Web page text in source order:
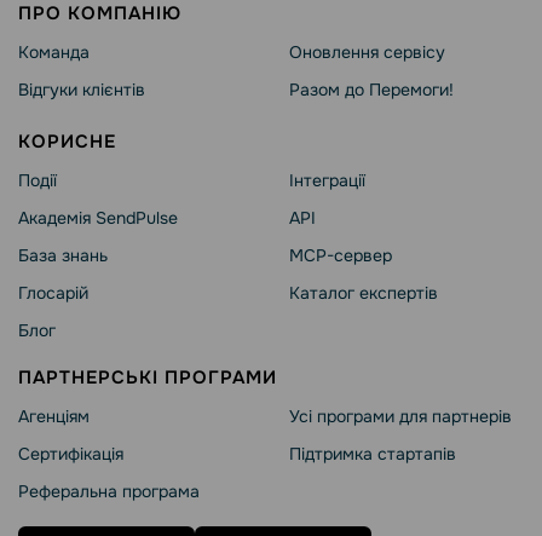
ПРО КОМПАНІЮ
Команда
Відгуки клієнтів
Оновлення сервісу
Разом до Перемоги!
КОРИСНЕ
Події
Академія SendPulse
База знань
Глосарій
Блог
Інтеграції
API
MCP-сервер
Каталог експертів
ПАРТНЕРСЬКІ ПРОГРАМИ
Агенціям
Сертифікація
Реферальна програма
Усі програми для партнерів
Підтримка стартапів